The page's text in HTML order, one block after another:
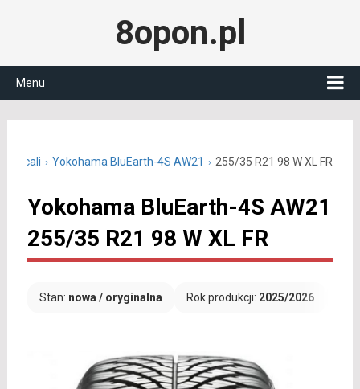
8opon.pl
Menu
21 cali Yokohama BluEarth-4S AW21 255/35 R21 98 W XL FR
Yokohama BluEarth-4S AW21
255/35 R21 98 W XL FR
Stan: nowa / oryginalna Rok produkcji: 2025/2026